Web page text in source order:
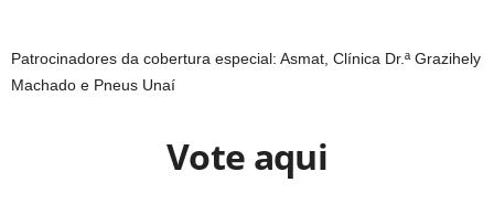
Patrocinadores da cobertura especial: Asmat, Clínica Dr.ª Grazihely
Machado e Pneus Unaí
Vote aqui